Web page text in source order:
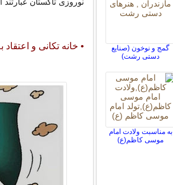
• خانه تکانی و اعتقاد
گمج و نوخون (صنایع
دستی رشت)
به مناسبت ولادت امام
موسى كاظم(ع)